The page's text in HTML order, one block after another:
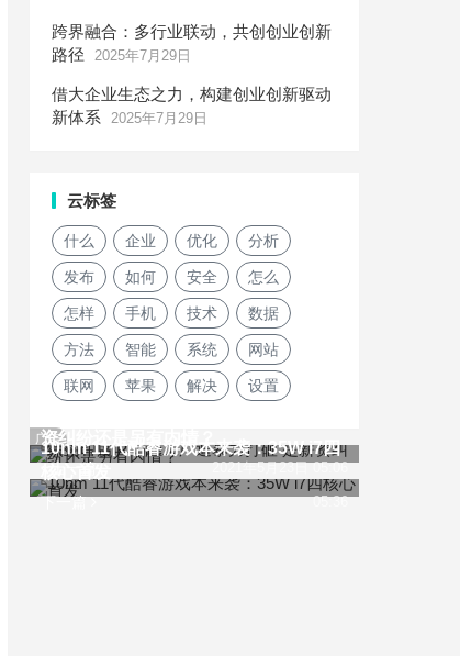
跨界融合：多行业联动，共创创业创新
路径
2025年7月29日
借大企业生态之力，构建创业创新驱动
新体系
2025年7月29日
云标签
什么 企业 优化 分析
发布 如何 安全 怎么
怎样 手机 技术 数据
方法 智能 系统 网站
联网 苹果 解决 设置
广告
上一篇
资纠纷还是另有内情？
2021年5月23日 05:06
下一篇
10nm 11代酷睿游戏本来袭：35W i7四
05:36